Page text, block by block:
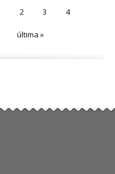
2 3 4
última »